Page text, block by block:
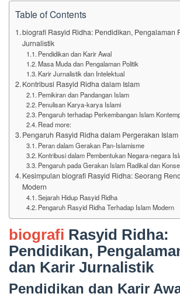
Table of Contents
biografi Rasyid Ridha: Pendidikan, Pengalaman
Jurnalistik
Pendidikan dan Karir Awal
Masa Muda dan Pengalaman Politik
Karir Jurnalistik dan Intelektual
Kontribusi Rasyid Ridha dalam Islam
Pemikiran dan Pandangan Islam
Penulisan Karya-karya Islami
Pengaruh terhadap Perkembangan Islam
Read more:
Pengaruh Rasyid Ridha dalam Pergerakan
Peran dalam Gerakan Pan-Islamisme
Kontribusi dalam Pembentukan Negara-negara
Pengaruh pada Gerakan Islam Radikal dan
Kesimpulan biografi Rasyid Ridha: Seorang
Modern
Sejarah Hidup Rasyid Ridha
Pengaruh Rasyid Ridha Terhadap Islam Modern
biografi Rasyid Ridha:
Pendidikan,
dan Karir Jurnalistik
Pendidikan dan Karir